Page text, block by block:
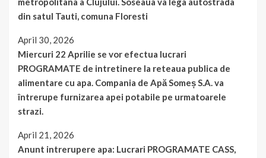
din satul Tauti, comuna Floresti
April 30, 2026
Miercuri 22 Aprilie se vor efectua lucrari
PROGRAMATE de intretinere la reteaua publica de
alimentare cu apa. Compania de Apă Someș S.A. va
întrerupe furnizarea apei potabile pe urmatoarele
strazi.
April 21, 2026
Anunt intrerupere apa: Lucrari PROGRAMATE CASS,